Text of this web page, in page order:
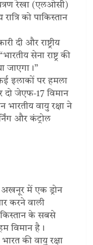
रेखा (एलओसी)
को पाकिस्तान
दी और राष्ट्रीय
सेना राष्ट्र की
जाएगा।”
इलाकों पर हमला
दो जेएफ-17 विमान
वायु रक्षा ने
और कंट्रोल
में एक ड्रोन
करने वाली
के सबसे
विमान है।
की वायु रक्षा